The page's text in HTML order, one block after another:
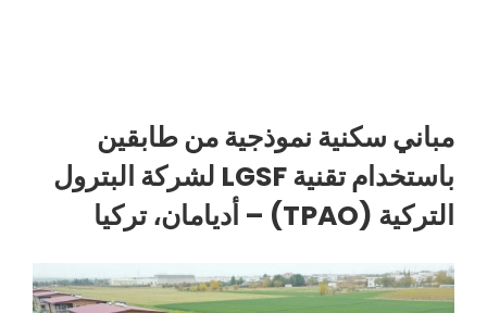
مباني سكنية نموذجية من طابقين
باستخدام تقنية LGSF لشركة البترول
التركية (TPAO) – أديامان، تركيا